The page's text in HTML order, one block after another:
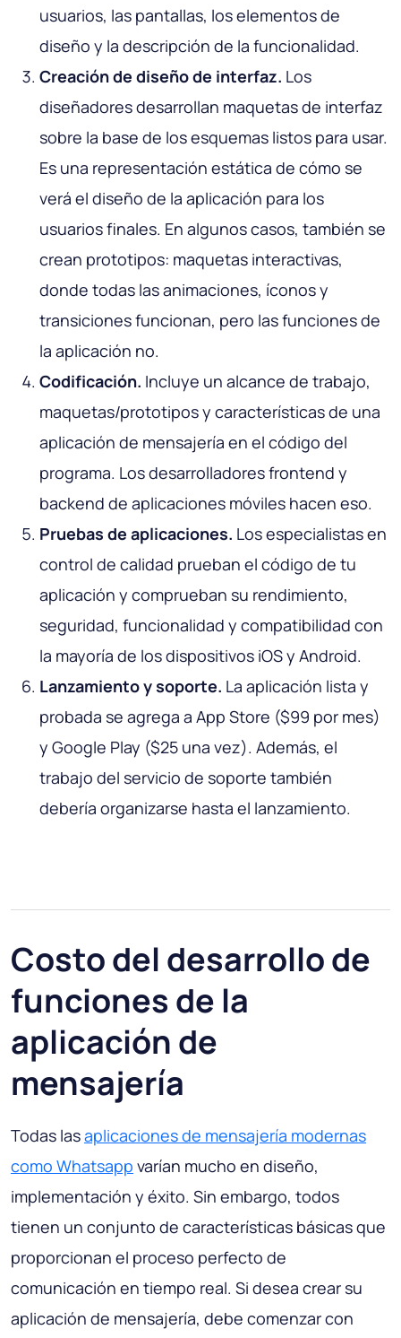
usuarios, las pantallas, los elementos de
diseño y la descripción de la funcionalidad.
Creación de diseño de interfaz. Los
diseñadores desarrollan maquetas de interfaz
sobre la base de los esquemas listos para usar.
Es una representación estática de cómo se
verá el diseño de la aplicación para los
usuarios finales. En algunos casos, también se
crean prototipos: maquetas interactivas,
donde todas las animaciones, íconos y
transiciones funcionan, pero las funciones de
la aplicación no.
Codificación. Incluye un alcance de trabajo,
maquetas/prototipos y características de una
aplicación de mensajería en el código del
programa. Los desarrolladores frontend y
backend de aplicaciones móviles hacen eso.
Pruebas de aplicaciones. Los especialistas en
control de calidad prueban el código de tu
aplicación y comprueban su rendimiento,
seguridad, funcionalidad y compatibilidad con
la mayoría de los dispositivos iOS y Android.
Lanzamiento y soporte. La aplicación lista y
probada se agrega a App Store ($99 por mes)
y Google Play ($25 una vez). Además, el
trabajo del servicio de soporte también
debería organizarse hasta el lanzamiento.
Costo del desarrollo de
funciones de la
aplicación de
mensajería
Todas lasaplicaciones de mensajería modernas
como Whatsapp varían mucho en diseño,
implementación y éxito. Sin embargo, todos
tienen un conjunto de características básicas que
proporcionan el proceso perfecto de
comunicación en tiempo real. Si desea crear su
aplicación de mensajería, debe comenzar con